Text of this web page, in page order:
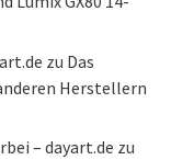
zu Das
Herstellern
– dayart.de zu